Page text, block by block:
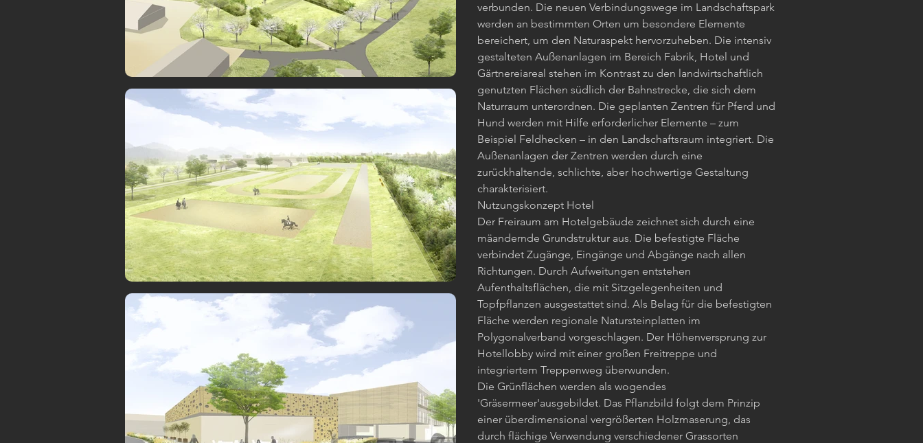
verbunden. Die neuen Verbindungswege im Landschaftspark
werden an bestimmten Orten um besondere Elemente
bereichert, um den Naturaspekt hervorzuheben. Die intensiv
gestalteten Außenanlagen im Bereich Fabrik, Hotel und
Gärtnereiareal stehen im Kontrast zu den landwirtschaftlich
genutzten Flächen südlich der Bahnstrecke, die sich dem
Naturraum unterordnen. Die geplanten Zentren für Pferd und
Hund werden mit Hilfe erforderlicher Elemente – zum
Beispiel Feldhecken – in den Landschaftsraum integriert. Die
Außenanlagen der Zentren werden durch eine
zurückhaltende, schlichte, aber hochwertige Gestaltung
charakterisiert.
Nutzungskonzept Hotel
Der Freiraum am Hotelgebäude zeichnet sich durch eine
mäandernde Grundstruktur aus. Die befestigte Fläche
verbindet Zugänge, Eingänge und Abgänge nach allen
Richtungen. Durch Aufweitungen entstehen
Aufenthaltsflächen, die mit Sitzgelegenheiten und
Topfpflanzen ausgestattet sind. Als Belag für die befestigten
Fläche werden regionale Natursteinplatten im
Polygonalverband vorgeschlagen. Der Höhenversprung zur
Hotellobby wird mit einer großen Freitreppe und
integriertem Treppenweg überwunden.
Die Grünflächen werden als wogendes
'Gräsermeer'ausgebildet. Das Pflanzbild folgt dem Prinzip
einer überdimensional vergrößerten Holzmaserung, das
durch flächige Verwendung verschiedener Grassorten